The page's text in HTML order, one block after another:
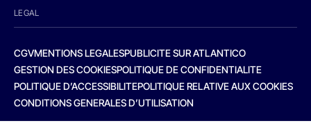
LEGAL
CGVMENTIONS LEGALESPUBLICITE SUR ATLANTICO
GESTION DES COOKIESPOLITIQUE DE CONFIDENTIALITE
POLITIQUE D’ACCESSIBILITEPOLITIQUE RELATIVE AUX COOKIES
CONDITIONS GENERALES D’UTILISATION